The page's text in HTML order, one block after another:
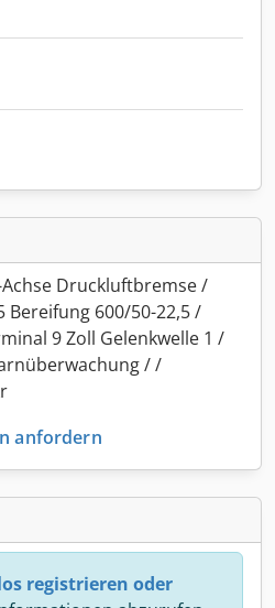
Druckluftbremse /
Bereifung 600/50-22,5 /
9 Zoll Gelenkwelle 1 /
/ /
anfordern
registrieren oder